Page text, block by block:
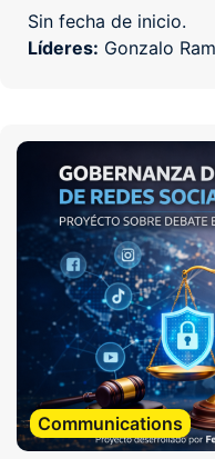
Sin fecha de inicio.
Líderes: Gonzalo
Communications